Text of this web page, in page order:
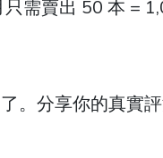
需賣出 50 本 =
。分享你的真實